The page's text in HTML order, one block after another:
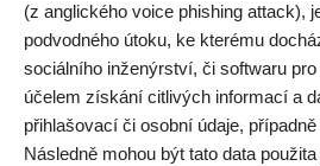
(z anglického voice phishing attack),
podvodného útoku, ke kterému
sociálního inženýrství, či softwaru
účelem získání citlivých informací a
přihlašovací či osobní údaje,
Následně mohou být tato data